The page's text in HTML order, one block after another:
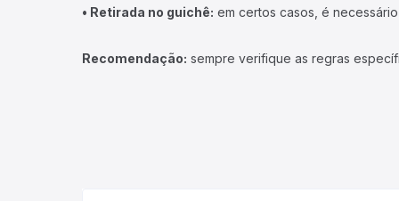
• Retirada no guichê: em certos casos, é
Recomendação: sempre verifique as regras